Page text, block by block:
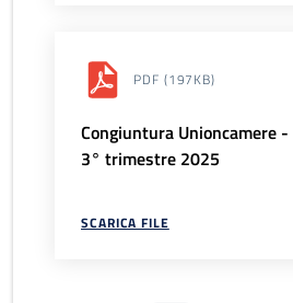
PDF (197KB)
Congiuntura Unioncamere
3° trimestre 2025
SCARICA FILE